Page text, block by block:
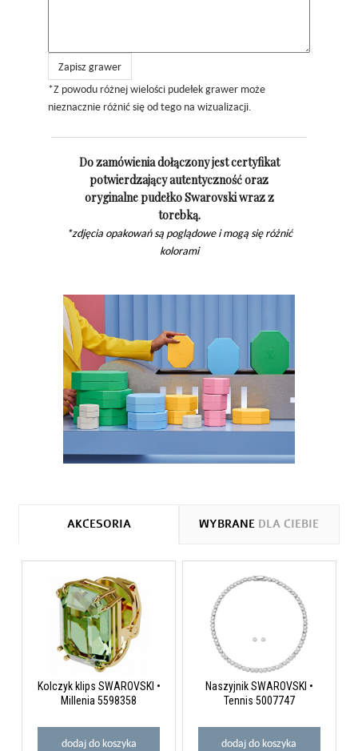
Zapisz grawer
*Z powodu różnej wielości pudełek grawer może
nieznacznie różnić się od tego na wizualizacji.
Do zamówienia dołączony jest certyfikat
potwierdzający autentyczność oraz
oryginalne pudełko Swarovski wraz z
torebką.
*zdjęcia opakowań są poglądowe i mogą się różnić
kolorami
AKCESORIA WYBRANE DLA CIEBIE
Kolczyk klips SWAROVSKI •
Millenia 5598358
dodaj do koszyka
Naszyjnik SWAROVSKI •
Tennis 5007747
dodaj do koszyka